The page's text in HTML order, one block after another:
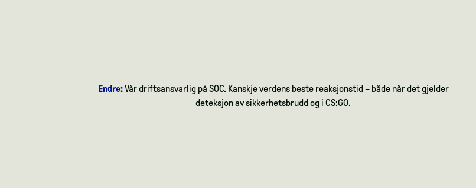
Endre:Vår driftsansvarlig på SOC. Kanskje verdens beste reaksjonstid – både når det gjelder
deteksjon av sikkerhetsbrudd og i CS:GO.